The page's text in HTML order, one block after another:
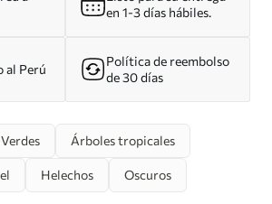
en 1-3 días hábiles.
al Perú
Política de reembolso
de 30 días
Verdes Árboles tropicales
Helechos Oscuros